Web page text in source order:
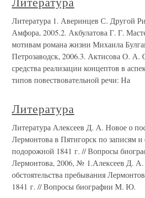
Литература 1. Аверинцев С. Другой
Амфора, 2005.2. Акбулатова Г. Г.
мотивам романа жизни Михаила
Петрозаводск, 2006.3. Актисова О. А.
средства реализации концептов в
типов повествовательной речи: На
Литература
Литература Алексеев Д. А. Новое о
Лермонтова в Пятигорск по записям и
подорожной 1841 г. // Вопросы
Лермонтова, 2006, № 1.Алексеев Д.
обстоятельства пребывания
1841 г. // Вопросы биографии М. Ю.